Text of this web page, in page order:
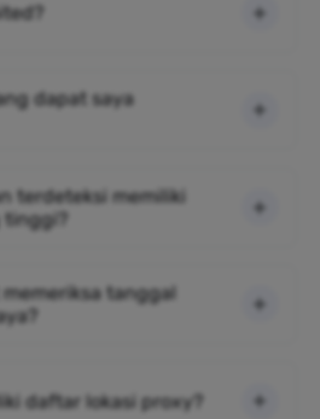
dapat saya
terdeteksi memiliki
memeriksa tanggal
daftar lokasi proxy?